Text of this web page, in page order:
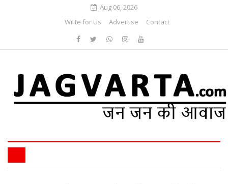
Aug 06, 2026
Write for Us
Advertise Contact